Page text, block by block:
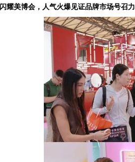
闪耀美博会，人气火爆见证品牌市场号召力